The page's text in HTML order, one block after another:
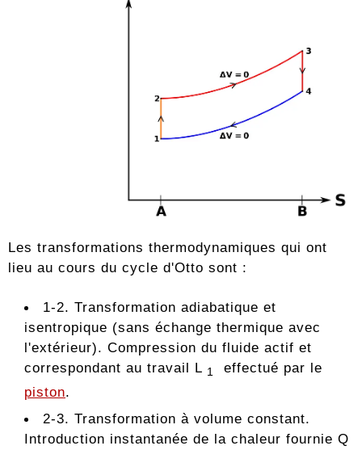
Les transformations thermodynamiques qui ont
lieu au cours du cycle d'Otto sont :
1-2. Transformation adiabatique et
isentropique (sans échange thermique avec
l'extérieur). Compression du fluide actif et
correspondant au travail L 1
effectué par le
piston.
2-3. Transformation à volume constant.
Introduction instantanée de la chaleur fournie Q